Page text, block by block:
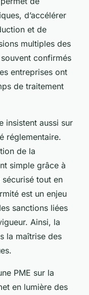
d’accélérer
et de
multiples des
confirmés
entreprises ont
de traitement
insistent aussi sur
réglementaire.
de la
simple grâce à
sécurisé tout en
est un enjeu
sanctions liées
Ainsi, la
la maîtrise des
PME sur la
en lumière des